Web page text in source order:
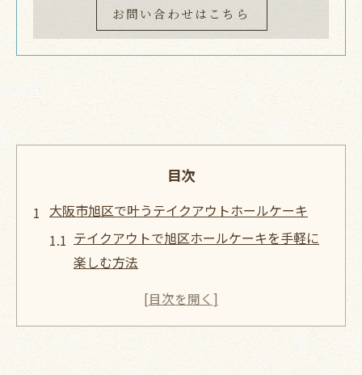
お問い合わせはこちら
目次
大阪市旭区で叶うテイクアウトホールケーキ
テイクアウトで旭区ホールケーキを手軽に
楽しむ方法
大阪市旭区のテイクアウト対応ケーキ店の